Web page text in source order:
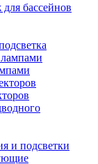
бассейнов
и подсветки